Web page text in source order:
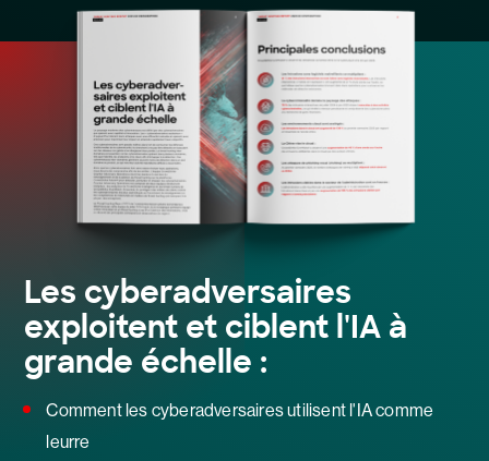
Les cyberadversaires
exploitent et ciblent l'IA à
grande échelle :
Comment les cyberadversaires utilisent l'IA comme
leurre